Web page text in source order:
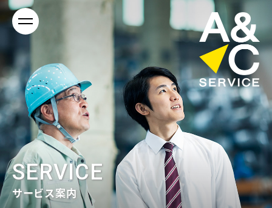
SERVICE
サービス案内